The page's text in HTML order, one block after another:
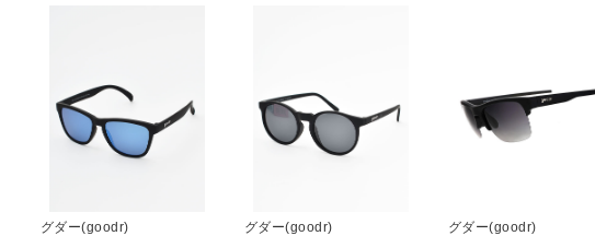
グダー(goodr) グダー(goodr) グダー(goodr)